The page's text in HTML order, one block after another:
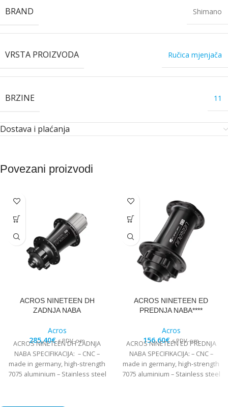
BRAND
Shimano
VRSTA PROIZVODA Ručica mjenjača
BRZINE 11
Dostava i plaćanja
Povezani proizvodi
ACROS NINETEEN DH
ZADNJA NABA
Acros
285,40€ s PDV-om
ACROS NINETEEN DH ZADNJA
NABA SPECIFIKACIJA: – CNC –
made in germany, high-strength
7075 aluminium – Stainless steel
ACROS NINETEEN ED
PREDNJA NABA****
Acros
156,60€ s PDV-om
ACROS NINETEEN ED PREDNJA
NABA SPECIFIKACIJA: – CNC –
made in germany, high-strength
7075 aluminium – Stainless steel